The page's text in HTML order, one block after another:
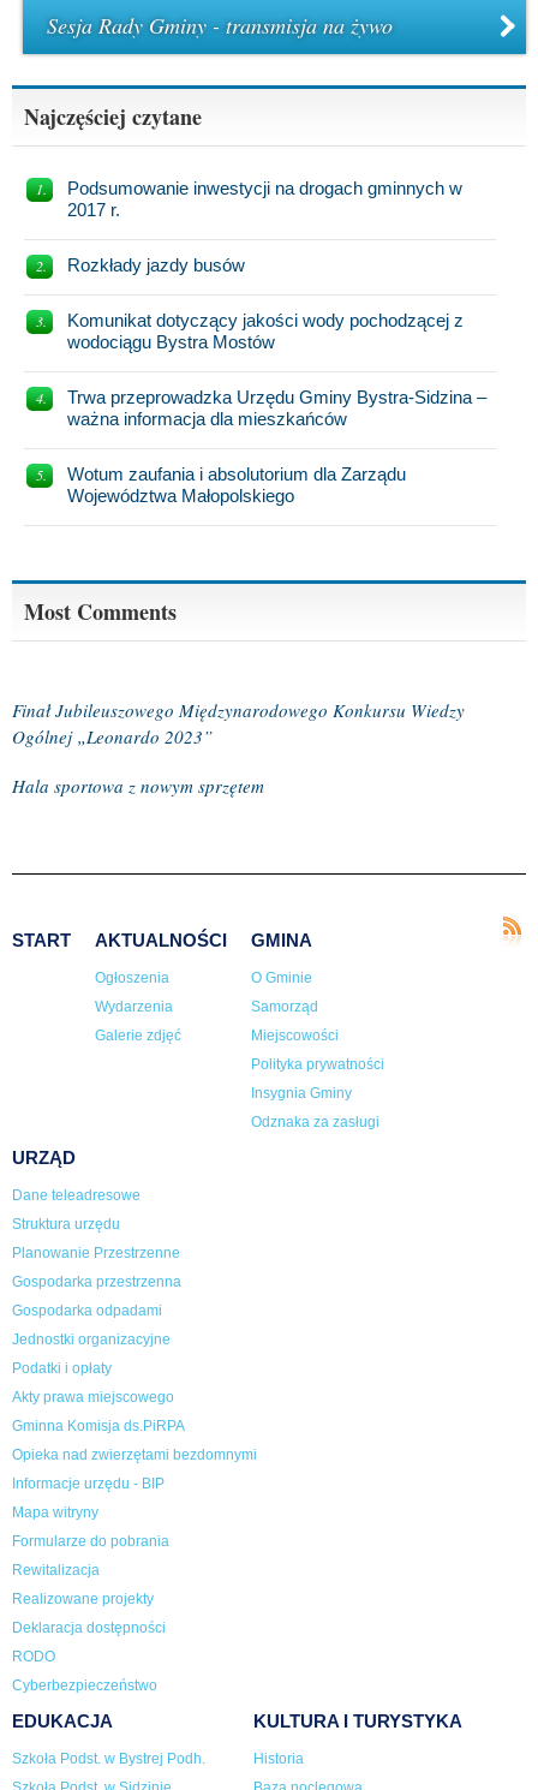
Sesja Rady Gminy - transmisja na żywo
Najczęściej czytane
Podsumowanie inwestycji na drogach gminnych w
2017 r.
Rozkłady jazdy busów
Komunikat dotyczący jakości wody pochodzącej z
wodociągu Bystra Mostów
Trwa przeprowadzka Urzędu Gminy Bystra-Sidzina –
ważna informacja dla mieszkańców
Wotum zaufania i absolutorium dla Zarządu
Województwa Małopolskiego
Most Comments
Finał Jubileuszowego Międzynarodowego Konkursu Wiedzy
Ogólnej „Leonardo 2023”
Hala sportowa z nowym sprzętem
START AKTUALNOŚCI
Ogłoszenia
Wydarzenia
Galerie zdjęć
GMINA
O Gminie
Samorząd
Miejscowości
Polityka prywatności
Insygnia Gminy
Odznaka za zasługi
URZĄD
Dane teleadresowe
Struktura urzędu
Planowanie Przestrzenne
Gospodarka przestrzenna
Gospodarka odpadami
Jednostki organizacyjne
Podatki i opłaty
Akty prawa miejscowego
Gminna Komisja ds.PiRPA
Opieka nad zwierzętami bezdomnymi
Informacje urzędu - BIP
Mapa witryny
Formularze do pobrania
Rewitalizacja
Realizowane projekty
Deklaracja dostępności
RODO
Cyberbezpieczeństwo
EDUKACJA
Szkoła Podst. w Bystrej Podh.
KULTURA I TURYSTYKA
Historia